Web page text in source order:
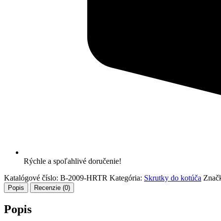
Rýchle a spoľahlivé doručenie!
Katalógové číslo: B-2009-HRTR Kategória: Skrutky do kotúča
Popis Recenzie (0)
Popis